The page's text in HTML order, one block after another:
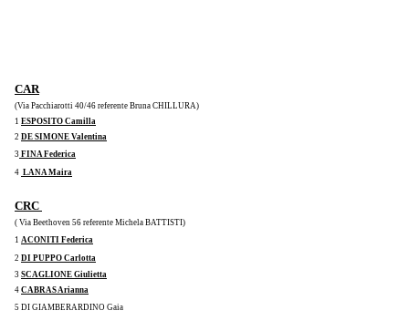
CAR
(Via Pacchiarotti 40/46 referente Bruna CHILLURA)
1 ESPOSITO Camilla
2 DE SIMONE Valentina
3 FINA Federica
4 LANA Maira
CRC
( Via Beethoven 56 referente Michela BATTISTI)
1 ACONITI Federica
2 DI PUPPO Carlotta
3 SCAGLIONE Giulietta
4 CABRAS Arianna
5 DI GIAMBERARDINO Gaia